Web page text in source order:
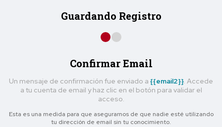
Guardando Registro
Confirmar Email
Un mensaje de confirmación fue enviado a {{email2}}. Accede
a tu cuenta de email y haz clic en el botón para validar el
acceso.
Esta es una medida para que asegurarnos de que nadie esté utilizando
tu dirección de email sin tu conocimiento.